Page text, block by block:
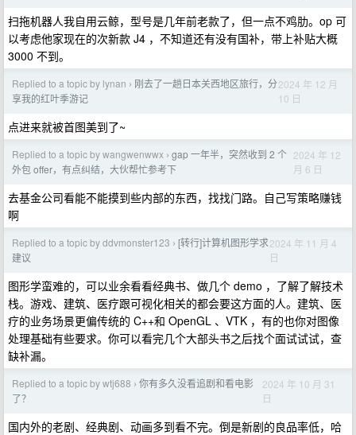
扫拖机器人我自用云鲸，型号是几年前老款了，但一点不鸡肋。op 可
以考虑他家现在的次新款 J4 ，不知道还有没有国补，带上补贴大概
3000 不到。
Replied to a topic by lynan › 刚去了一趟日本关西地区旅行，分
享我的红叶季游记
2024 年 12 月
10 日
点进来就被首图美到了~
Replied to a topic by wangwenwwx › gap 一年半，突然收到 2 个
外包 offer，有点纠结，大伙帮忙参考下
2024 年 12
月 6 日
去基金公司看能不能摸到些内部的东西，找找门路。自己写策略赚钱
啊
Replied to a topic by ddvmonster123 › [转行]计算机图形学求
建议
2024 年 11 月 4
日
图形学蛮难的，可以业余看看经典书、做几个 demo ，了解了解技术
栈。游戏、建筑、医疗跟可视化相关的都会要这方面的人。建筑、医
疗的业务场景更偏传统的 C++和 OpenGL 、VTK ，有的也你对图像
处理基础有些要求。你可以看完几个大部头书之后找个面试试试，查
缺补漏。
Replied to a topic by wtj688 › 你有多久没看追剧和看电影
了？
2024 年 10 月 31
日
国内外的老剧、经典剧、动画多到看不完。倒是新剧的良品率低，哈